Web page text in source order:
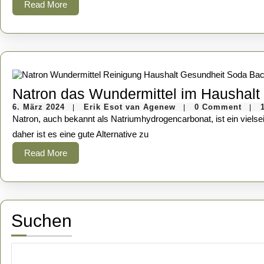
Read MoreRead
More
Natron das Wundermittel im Haushalt
6. März 20246.
März
2024
Erik Esot van Agenew Erik
Esot
van
0 Comment
Natron, auch bekannt als Natriumhydrogencarbonat, ist ein vielseitiges Hausmittel, das für verschiedene Reinigungszwecke verwendet werden kann. Es ist günstig, ungiftig und biologisch abbaubar,
daher ist es eine gute Alternative zu
Read MoreRead
More
Suchen